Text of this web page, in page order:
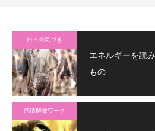
日々の気づき
エネルギーを読
もの
感情解放ワーク